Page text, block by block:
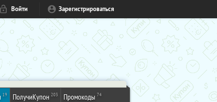
Войти Зарегистрироваться
19 ПолучиКупон 203 Промокоды 74